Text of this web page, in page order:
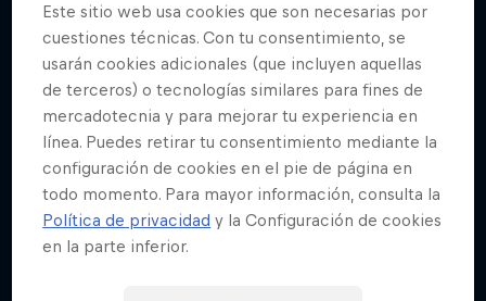
Este sitio web usa cookies que son necesarias por
cuestiones técnicas. Con tu consentimiento, se
usarán cookies adicionales (que incluyen aquellas
de terceros) o tecnologías similares para fines de
mercadotecnia y para mejorar tu experiencia en
línea. Puedes retirar tu consentimiento mediante la
configuración de cookies en el pie de página en
todo momento. Para mayor información, consulta la
Política de privacidad y la Configuración de cookies
en la parte inferior.